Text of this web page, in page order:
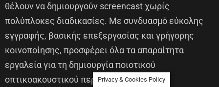
θέλουν να δημιουργούν screencast χωρίς
πολύπλοκες διαδικασίες. Με συνδυασμό εύκολης
εγγραφής, βασικής επεξεργασίας και γρήγορης
κοινοποίησης, προσφέρει όλα τα απαραίτητα
εργαλεία για τη δημιουργία ποιοτικού
οπτικοακουστικού περιεχομένου.
Privacy & Cookies Policy